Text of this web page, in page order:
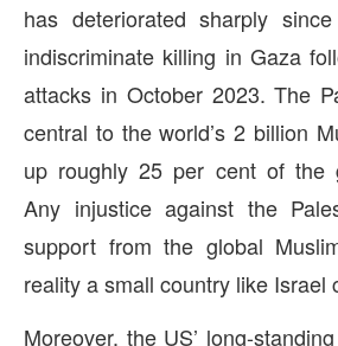
has deteriorated sharply
indiscriminate killing in Gaza
attacks in October 2023. The
central to the world’s 2 billion
up roughly 25 per cent of the
Any injustice against the
support from the global
reality a small country like Israel
Moreover, the US’ long-